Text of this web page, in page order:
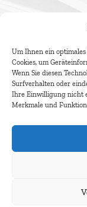
Um Ihnen ein
Cookies, um
Wenn Sie diesen
Surfverhalten oder
Ihre Einwilligung nicht
Merkmale und